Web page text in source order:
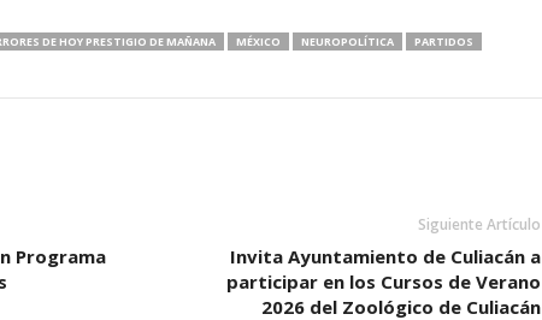
DE HOY PRESTIGIO DE MAÑANA MÉXICO NEUROPOLÍTICA
PARTIDOS
Programa
Siguiente Artículo
Invita Ayuntamiento de Culiacán a
participar en los Cursos de Verano
2026 del Zoológico de Culiacán